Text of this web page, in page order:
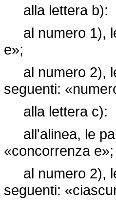
alla lettera b):
al numero 1),
e»;
al numero 2),
seguenti:
alla lettera c):
all'alinea, le
«concorrenza e»;
al numero 2),
seguenti: